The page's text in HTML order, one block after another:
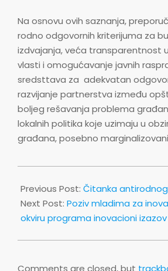
Na osnovu ovih saznanja,
rodno odgovornih kriterijuma za
izdvajanja, veća transparentnost
vlasti i omogućavanje javnih
sredsttava za adekvatan
razvijanje partnerstva između
boljeg rešavanja problema
lokalnih politika koje uzimaju u
građana, posebno
04-
25
Previous Post: Čitanka
Next Post: Poziv mladima za
okviru programa inovacioni izazov
Comments are closed, but